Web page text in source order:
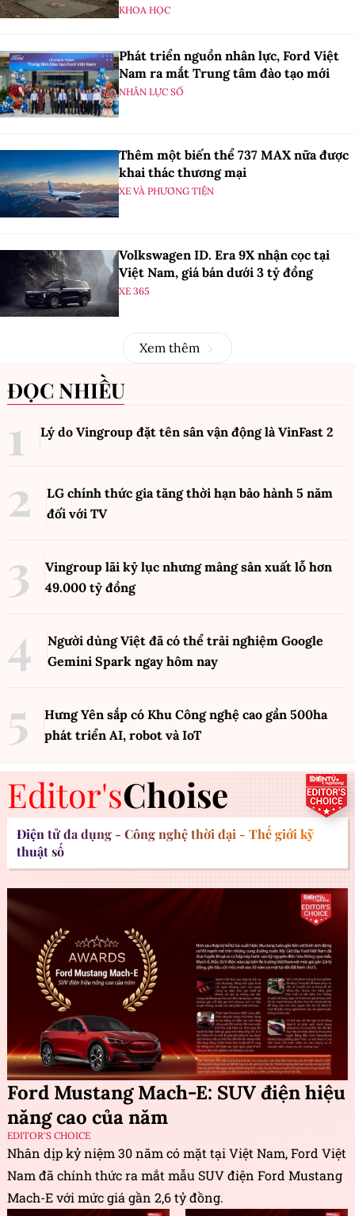
KHOA HỌC
Phát triển nguồn nhân lực, Ford Việt
Nam ra mắt Trung tâm đào tạo mới
NHÂN LỰC SỐ
Thêm một biến thể 737 MAX nữa được
khai thác thương mại
XE VÀ PHƯƠNG TIỆN
Volkswagen ID. Era 9X nhận cọc tại
Việt Nam, giá bán dưới 3 tỷ đồng
XE 365
Xem thêm
ĐỌC NHIỀU
Lý do Vingroup đặt tên sân vận động là VinFast 2
LG chính thức gia tăng thời hạn bảo hành 5 năm
đối với TV
Vingroup lãi kỷ lục nhưng mảng sản xuất lỗ hơn
49.000 tỷ đồng
Người dùng Việt đã có thể trải nghiệm Google
Gemini Spark ngay hôm nay
Hưng Yên sắp có Khu Công nghệ cao gần 500ha
phát triển AI, robot và IoT
Editor'sChoise
Điện tử đa dụng - Công nghệ thời đại - Thế giới kỹ
thuật số
Ford Mustang Mach-E: SUV điện hiệu
năng cao của năm
EDITOR'S CHOICE
Nhân dịp kỷ niệm 30 năm có mặt tại Việt Nam, Ford Việt
Nam đã chính thức ra mắt mẫu SUV điện Ford Mustang
Mach-E với mức giá gần 2,6 tỷ đồng.